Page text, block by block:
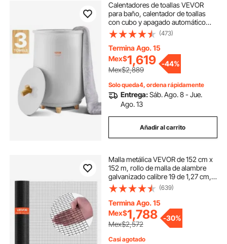
Calentadores de toallas VEVOR
para baño, calentador de toallas
con cubo y apagado automático
para spa. Capacidad para hasta 3
toallas de baño grandes, mantas,
ropa, batas de baño, pijamas y
más.
(473)
Termina Ago. 15
Mex$1,619
Mex$2,889
-44%
Solo queda4, ordena rápidamente
Entrega:Sáb. Ago. 8 - Jue.
Ago. 13
Añadir al carrito
Malla metálica VEVOR de 152 cm x
152 m, rollo de malla de alambre
galvanizado calibre 19 de 1,27 cm,
resistente a la intemperie, revestida
de vinilo, para cercas de gallinero,
soldada y resistente para plantas de
jardín, para jaulas de conejos y
serpientes.
(639)
Termina Ago. 15
Mex$1,788
Mex$2,572
-30%
Casi agotado